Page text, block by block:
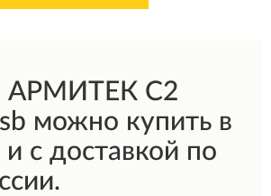
АРМИТЕК C2
можно купить в
с доставкой по